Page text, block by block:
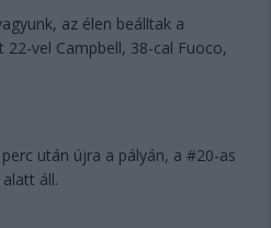
az élen beálltak a
vel Campbell, 38-cal Fuoco,
után újra a pályán, a #20-as
áll.